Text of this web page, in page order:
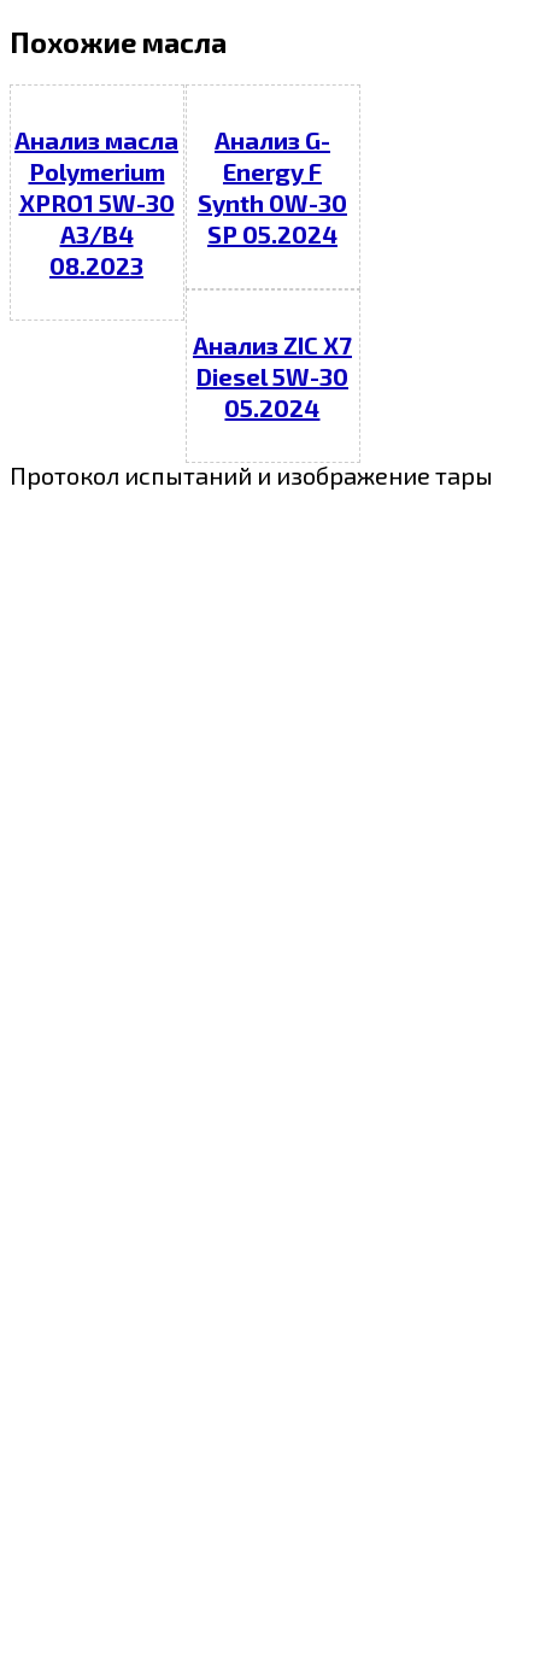
Похожие масла
Анализ масла
Polymerium
XPRO1 5W-30
A3/B4
08.2023
Анализ G-
Energy F
Synth 0W-30
SP 05.2024
Анализ ZIC X7
Diesel 5W-30
05.2024
Протокол испытаний и изображение тары